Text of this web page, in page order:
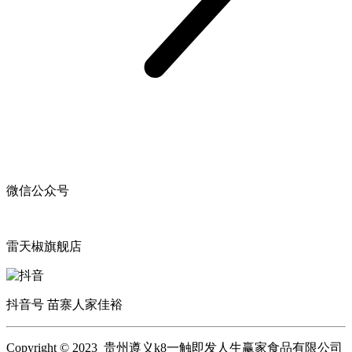
微信公众号
雷天椒旗舰店
抖音号 苗寨人家佳裕
Copyright © 2023 贵州遵义k8一触即发人生赢家食品有限公司